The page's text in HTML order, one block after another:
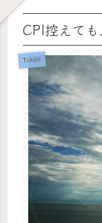
CPI控えて
Trade